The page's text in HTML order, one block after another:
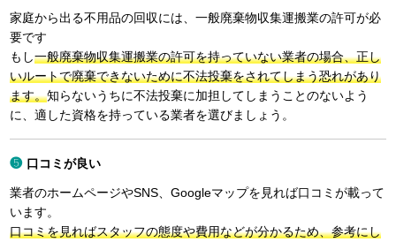
家庭から出る不用品の回収には、一般廃棄物収集運搬業の許可が必
要です
もし一般廃棄物収集運搬業の許可を持っていない業者の場合、正し
いルートで廃棄できないために不法投棄をされてしまう恐れがあり
ます。知らないうちに不法投棄に加担してしまうことのないよう
に、適した資格を持っている業者を選びましょう。
口コミが良い
業者のホームページやSNS、Googleマップを見れば口コミが載って
います。
口コミを見ればスタッフの態度や費用などが分かるため、参考にし